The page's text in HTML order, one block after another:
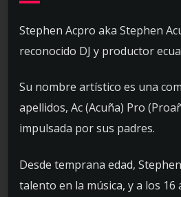
Stephen Acpro aka Stephen
reconocido DJ y productor
Su nombre artístico es una
apellidos, Ac (Acuña) Pro
impulsada por sus padres.
Desde temprana edad,
talento en la música, y a los 16